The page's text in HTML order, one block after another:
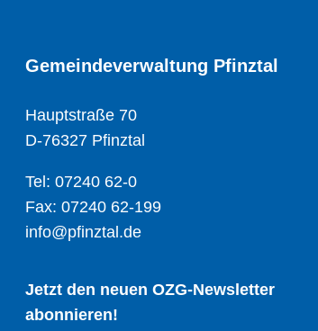
Gemeindeverwaltung Pfinztal
Hauptstraße 70
D-76327 Pfinztal
Tel: 07240 62-0
Fax: 07240 62-199
info@pfinztal.de
Jetzt den neuen OZG-Newsletter
abonnieren!